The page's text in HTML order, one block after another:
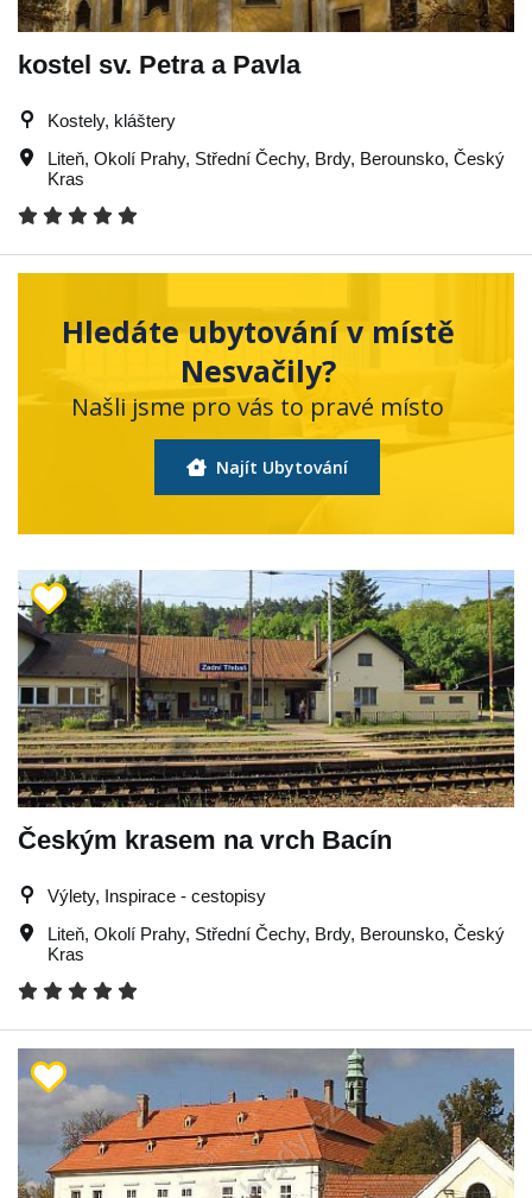
kostel sv. Petra a Pavla
Kostely, kláštery
Liteň, Okolí Prahy, Střední Čechy, Brdy, Berounsko, Český
Kras
Hledáte ubytování v místě
Nesvačily?
Našli jsme pro vás to pravé místo
Najít Ubytování
Českým krasem na vrch Bacín
Výlety, Inspirace - cestopisy
Liteň, Okolí Prahy, Střední Čechy, Brdy, Berounsko, Český
Kras